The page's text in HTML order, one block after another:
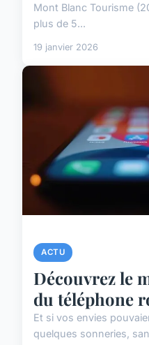
Mont Blanc Tourisme
plus de 5...
19 janvier 2026
ACTU
Découvrez le
du téléphone
Et si vos envies
quelques sonneries,